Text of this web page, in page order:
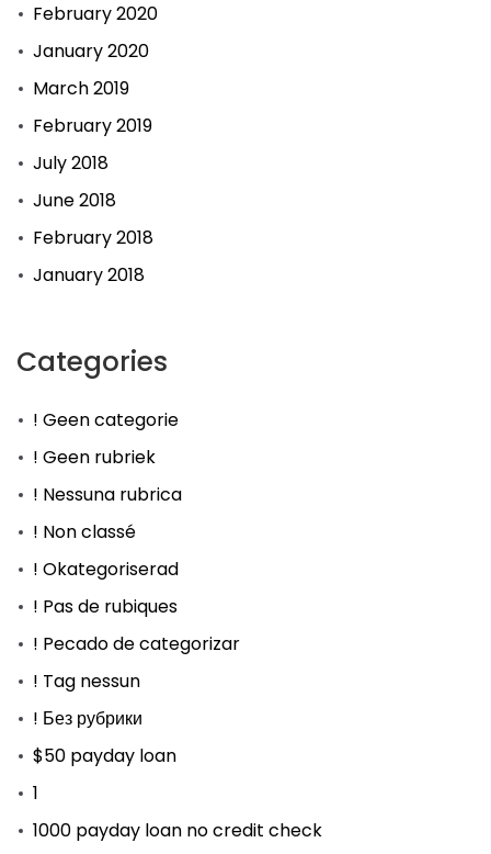
February 2020
January 2020
March 2019
February 2019
July 2018
June 2018
February 2018
January 2018
Categories
! Geen categorie
! Geen rubriek
! Nessuna rubrica
! Non classé
! Okategoriserad
! Pas de rubiques
! Pecado de categorizar
! Tag nessun
! Без рубрики
$50 payday loan
1
1000 payday loan no credit check